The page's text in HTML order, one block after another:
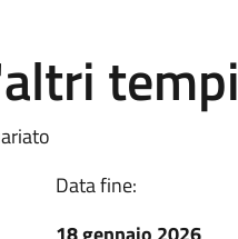
tempi
Data fine: